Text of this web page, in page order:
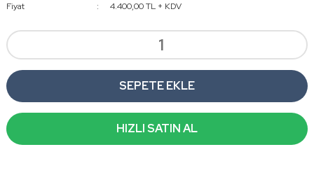
Fiyat
4.400,00 TL + KDV
SEPETE EKLE
HIZLI SATIN AL